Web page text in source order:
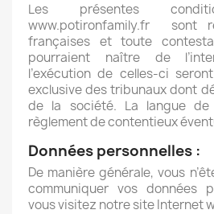
Les présentes
www.potironfamily.fr sont
françaises et toute
pourraient naître de
l’exécution de celles-ci
exclusive des tribunaux dont
de la société. La langue
règlement de contentieux
Données personnelles :
De manière générale, vous
communiquer vos données
vous visitez notre site Internet